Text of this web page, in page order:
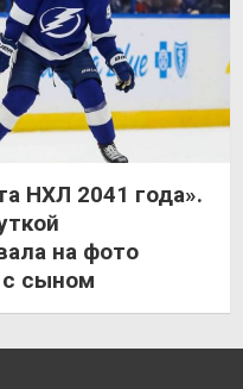
НХЛ 2041 года».
на фото
с сыном